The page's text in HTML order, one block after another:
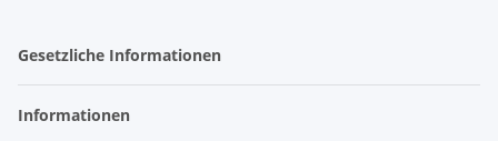
Gesetzliche Informationen
Informationen